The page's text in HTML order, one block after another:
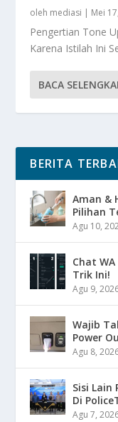
oleh mediasi | Mei
Pengertian Tone
Karena Istilah Ini
BACA
BERITA
Aman &
Pilihan
Agu 10,
Chat
Trik Ini!
Agu 9,
Wajib
Power
Agu 8,
Sisi Lain
Di
Agu 7,